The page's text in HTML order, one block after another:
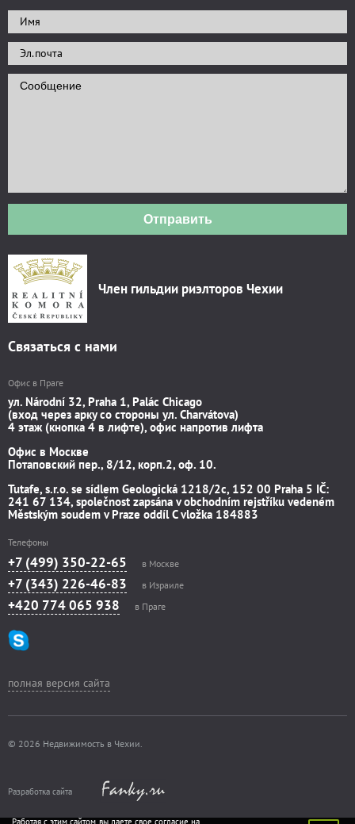
Отправить
Член гильдии риэлторов Чехии
Связаться с нами
Офис в Праге
ул. Národní 32, Praha 1, Palác Chicago
(вход через арку со стороны ул. Charvátova)
4 этаж (кнопка 4 в лифте), офис напротив лифта
Офис в Москве
Потаповский пер., 8/12, корп.2, оф. 10.
Tutafe, s.r.o. se sídlem Geologická 1218/2c, 152 00 Praha 5 IČ:
241 67 134, společnost zapsána v obchodním rejstříku vedeném
Městským soudem v Praze oddíl C vložka 184883
Телефоны
+7 (499) 350-22-65 в Москве
+7 (343) 226-46-83 в Израиле
+420 774 065 938 в Праге
полная версия сайта
© 2026 Недвижимость в Чехии.
Разработка сайта
Работая с этим сайтом, вы даете свое согласие на